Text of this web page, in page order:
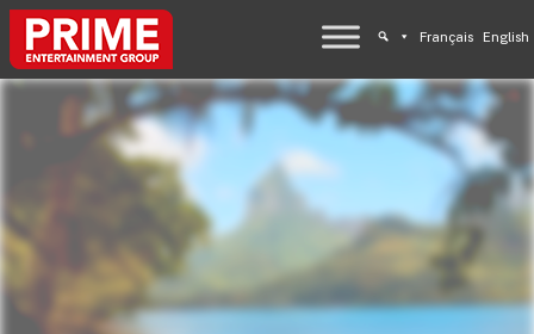
Français English